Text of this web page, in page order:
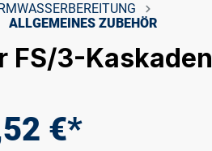
ALLGEMEINES ZUBEHÖR
FS/3-Kaskaden
€*